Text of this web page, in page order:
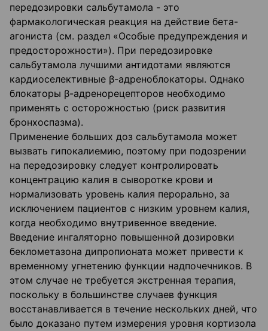
передозировки сальбутамола - это
фармакологическая реакция на действие бета-
агониста (см. раздел «Особые предупреждения и
предосторожности»). При передозировке
сальбутамола лучшими антидотами являются
кардиоселективные β-адреноблокаторы. Однако
блокаторы β-адренорецепторов необходимо
применять с осторожностью (риск развития
бронхоспазма).
Применение больших доз сальбутамола может
вызвать гипокалиемию, поэтому при подозрении
на передозировку следует контролировать
концентрацию калия в сыворотке крови и
нормализовать уровень калия перорально, за
исключением пациентов с низким уровнем калия,
когда необходимо внутривенное введение.
Введение ингаляторно повышенной дозировки
беклометазона дипропионата может привести к
временному угнетению функции надпочечников. В
этом случае не требуется экстренная терапия,
поскольку в большинстве случаев функция
восстанавливается в течение нескольких дней, что
было доказано путем измерения уровня кортизола